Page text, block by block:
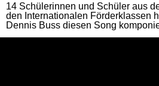
14 Schülerinnen und Schüler aus
den Internationalen Förderklassen
Dennis Buss diesen Song